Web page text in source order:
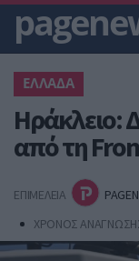
ΕΛΛΑΔΑ
Ηράκλειο:
από τη
ΕΠΙΜΕΛΕΙΑ
ΧΡΟΝΟΣ